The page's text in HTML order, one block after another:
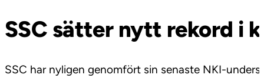
SSC sätter nytt rekord i
SSC har nyligen genomfört sin senaste NKI-